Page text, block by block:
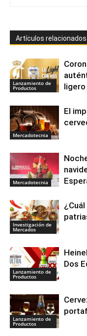
Artículos relacionados
Lanzamiento de
Productos
ligero
Mercadotecnia
El
Mercadotecnia
Investigación de
Mercados
Lanzamiento de
Productos
Dos
Lanzamiento de
Productos